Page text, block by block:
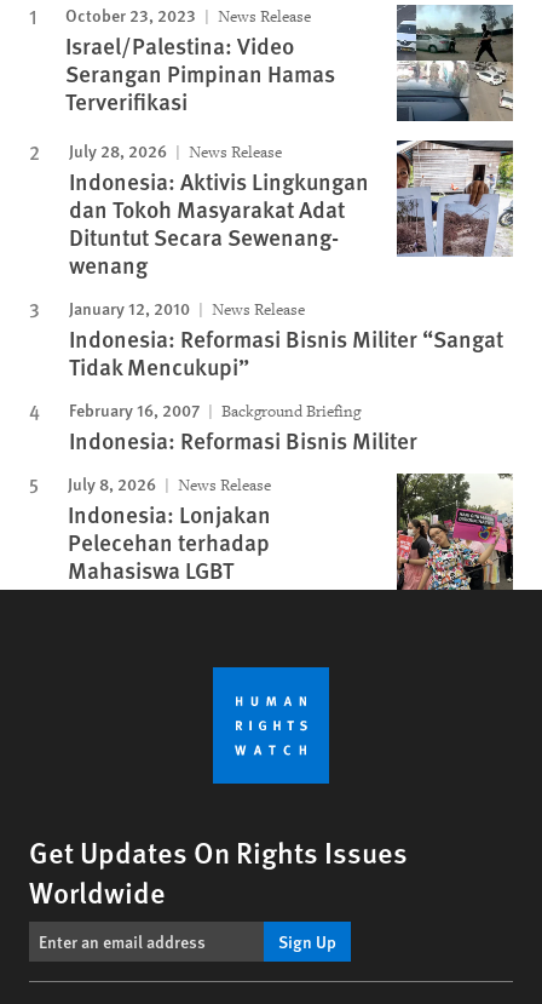
October 23, 2023 News Release
Israel/Palestina: Video
Serangan Pimpinan Hamas
Terverifikasi
July 28, 2026 News Release
Indonesia: Aktivis Lingkungan
dan Tokoh Masyarakat Adat
Dituntut Secara Sewenang-
wenang
January 12, 2010 News Release
Indonesia: Reformasi Bisnis Militer “Sangat
Tidak Mencukupi”
February 16, 2007 Background Briefing
Indonesia: Reformasi Bisnis Militer
July 8, 2026 News Release
Indonesia: Lonjakan
Pelecehan terhadap
Mahasiswa LGBT
Get Updates On Rights Issues
Worldwide
Sign Up